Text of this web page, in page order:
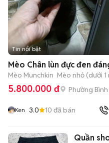
Tin nổi bật
Mèo Chân lùn đực đen
Mèo Munchkin Mèo nhỏ (dưới 1
5.800.000 đ Phường
Ken 3.0 10 đã bán
Quần